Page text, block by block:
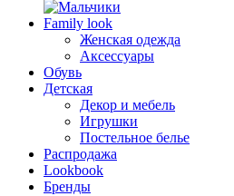
Family look
Женская одежда
Аксессуары
Обувь
Детская
Декор и мебель
Игрушки
Постельное белье
Распродажа
Lookbook
Бренды